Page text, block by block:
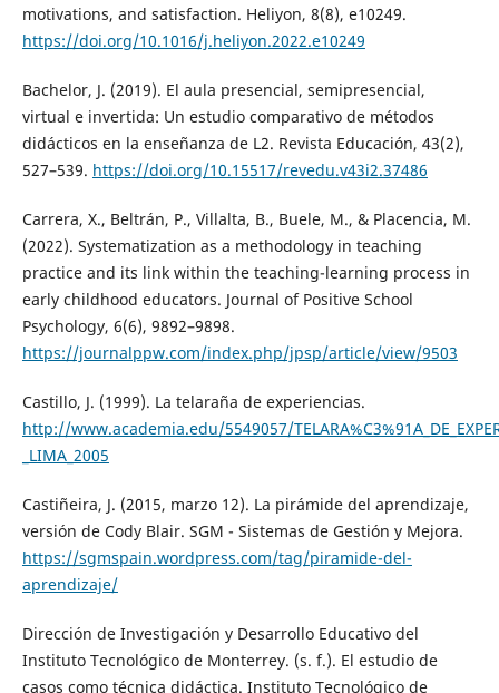
motivations, and satisfaction. Heliyon, 8(8), e10249.
https://doi.org/10.1016/j.heliyon.2022.e10249
Bachelor, J. (2019). El aula presencial, semipresencial,
virtual e invertida: Un estudio comparativo de métodos
didácticos en la enseñanza de L2. Revista Educación, 43(2),
527–539. https://doi.org/10.15517/revedu.v43i2.37486
Carrera, X., Beltrán, P., Villalta, B., Buele, M., & Placencia, M.
(2022). Systematization as a methodology in teaching
practice and its link within the teaching-learning process in
early childhood educators. Journal of Positive School
Psychology, 6(6), 9892–9898.
https://journalppw.com/index.php/jpsp/article/view/9503
Castillo, J. (1999). La telaraña de experiencias.
http://www.academia.edu/5549057/
_LIMA_2005
Castiñeira, J. (2015, marzo 12). La pirámide del aprendizaje,
versión de Cody Blair. SGM - Sistemas de Gestión y Mejora.
https://sgmspain.wordpress.com/tag/piramide-del-
aprendizaje/
Dirección de Investigación y Desarrollo Educativo del
Instituto Tecnológico de Monterrey. (s. f.). El estudio de
casos como técnica didáctica. Instituto Tecnológico de